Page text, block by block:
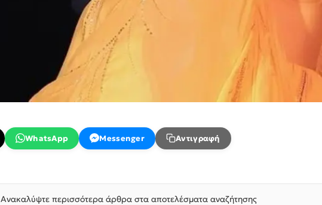
WhatsApp Messenger Αντιγραφή
Ανακαλύψτε περισσότερα άρθρα στα αποτελέσματα αναζήτησης